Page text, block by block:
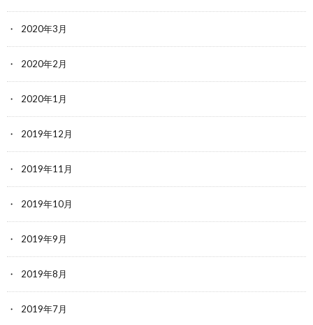
2020年3月
2020年2月
2020年1月
2019年12月
2019年11月
2019年10月
2019年9月
2019年8月
2019年7月